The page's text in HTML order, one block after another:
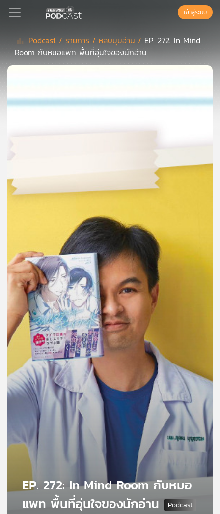
Podcast
ย์
ย์
ลิ
เพลง
บทความ
ข่าว
และ
กิจกรรม
เกี่ยว
พี
เข้าสู่ระบบ
Podcast / รายการ / หลบมุมอ่าน / EP. 272: In Mind
Room กับหมอแพท พื้นที่อุ่นใจของนักอ่าน
EP. 272: In Mind Room กับหมอ
แพท พื้นที่อุ่นใจของนักอ่าน